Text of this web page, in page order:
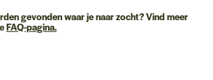
gevonden waar je naar zocht? Vind meer
FAQ-pagina.